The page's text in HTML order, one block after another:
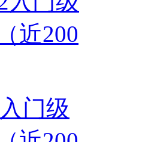
门级